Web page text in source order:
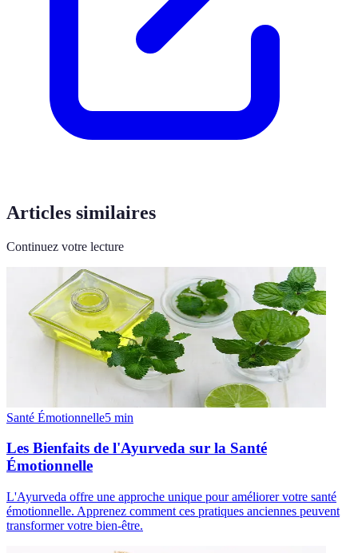
Articles similaires
Continuez votre lecture
Santé Émotionnelle5 min
Les Bienfaits de l'Ayurveda sur la Santé
Émotionnelle
L'Ayurveda offre une approche unique pour améliorer votre santé
émotionnelle. Apprenez comment ces pratiques anciennes peuvent
transformer votre bien-être.